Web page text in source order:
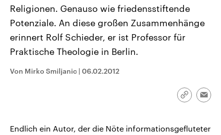
Landtagswahl Sachsen-Anhalt
Alle Informationen
Sachsen-Anhalt wählt am 6.
September 2026 einen neuen
Bundesland von einer Koalition aus
USA
Hintergründe
gehören die Vereinigten
Audio-Archiv
Religionen. Genauso wie friedensstiftende
Potenziale. An diese großen Zusammenhänge
erinnert Rolf Schieder, er ist Professor für
Praktische Theologie in Berlin.
Von Mirko Smiljanic | 06.02.2012
Link
Endlich ein Autor, der die Nöte informationsgefluteter